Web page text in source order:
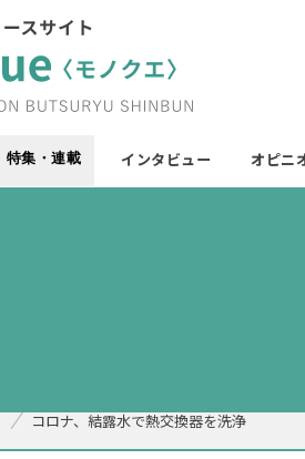
特集・連載 インタビュー オピニ
コロナ、結露水で熱交換器を洗浄